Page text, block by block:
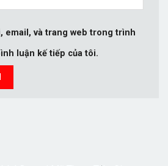
email, và trang web trong trình
luận kế tiếp của tôi.